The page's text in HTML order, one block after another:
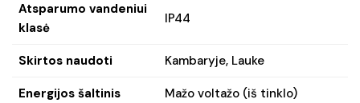
Atsparumo vandeniui
klasė
IP44
Skirtos naudoti Kambaryje, Lauke
Energijos šaltinis Mažo voltažo (iš tinklo)